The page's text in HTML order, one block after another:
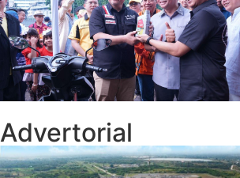
Advertorial